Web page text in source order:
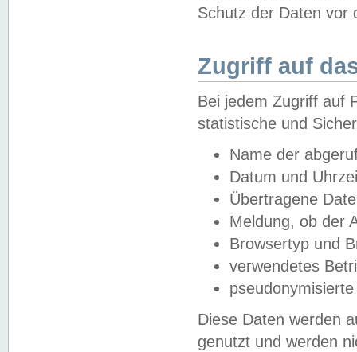
Schutz der Daten vor
Zugriff auf
Bei jedem Zugriff auf
statistische und
Name der
Datum und
Übertragene
Meldung, ob der
Browsertyp und
verwendetes
Diese Daten werden
genutzt und werden